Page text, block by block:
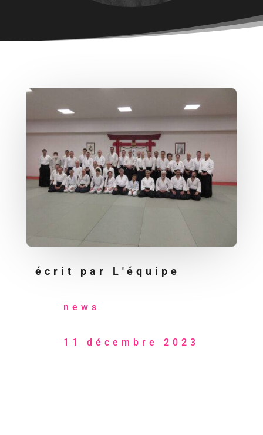
écrit par L'équipe
news
11 décembre 2023